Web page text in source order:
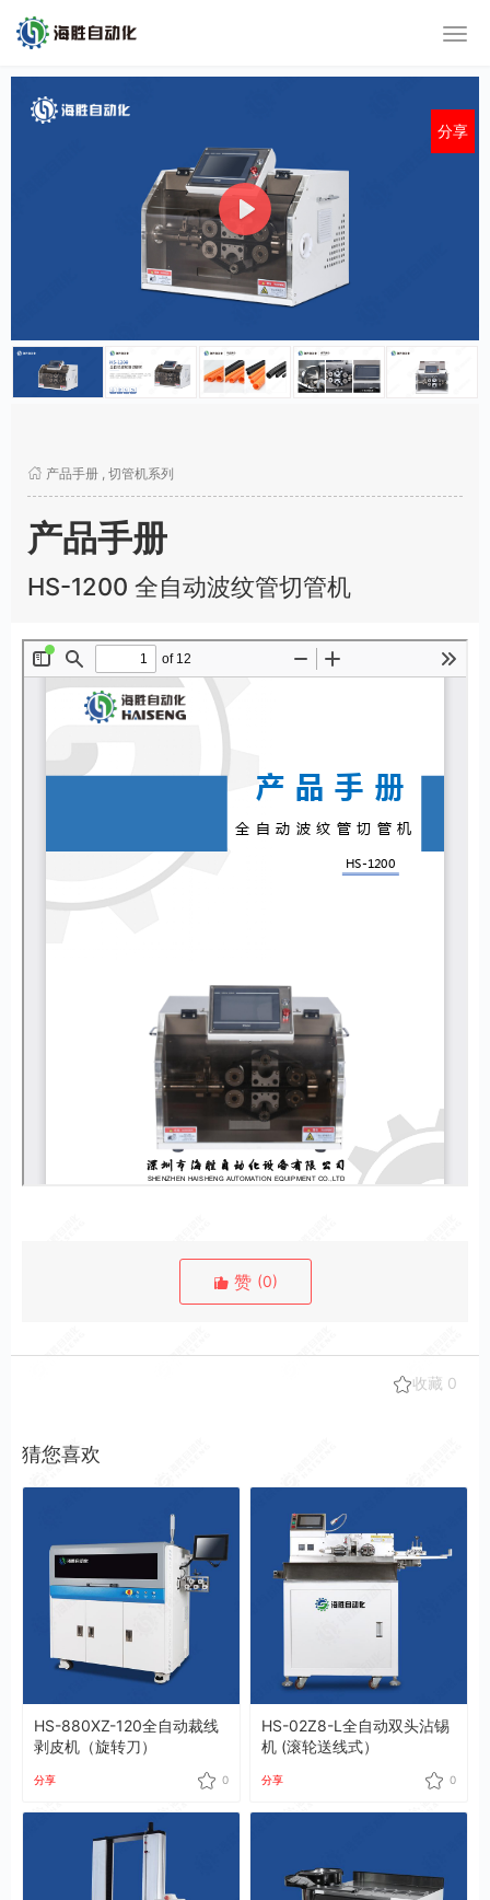
P
l
y
产品手册 , 切管机系列
产品手册
HS-1200 全自动波纹管切管机
赞 (0)
收藏 0
猜您喜欢
HS-880XZ-120全自动裁线
剥皮机（旋转刀）
分享 0
HS-02Z8-L全自动双头沾锡
机 (滚轮送线式）
分享 0
分享